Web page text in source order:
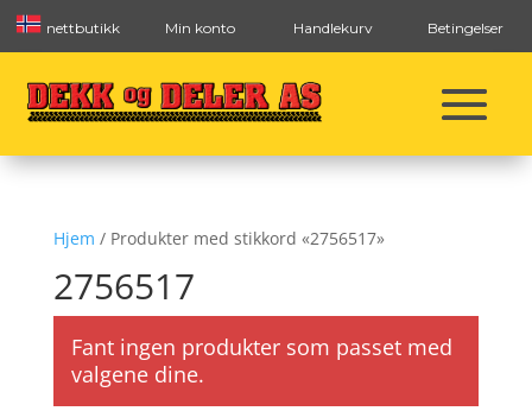
nettbutikk Min konto Handlekurv Betingelser
Hjem / Produkter med stikkord «2756517»
2756517
Fant ingen produkter som passet med
valgene dine.